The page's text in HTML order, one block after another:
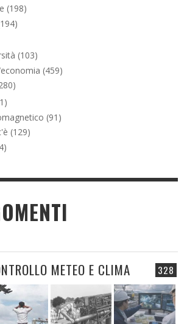
(198)
(103)
(459)
(91)
(129)
328
METEO E CLIMA